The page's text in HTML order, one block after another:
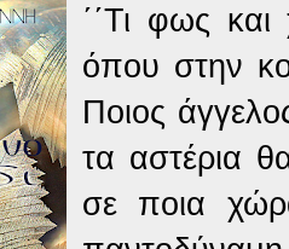
΄΄Τι φως
όπου στην
Ποιος
τα αστέρια
σε ποια